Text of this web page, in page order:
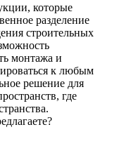
которые
разделение
строительных
монтажа и
к любым
решение для
где